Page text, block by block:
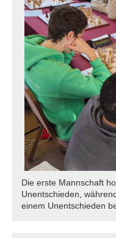
Die erste Mannschaft
Unentschieden,
einem Unentschieden